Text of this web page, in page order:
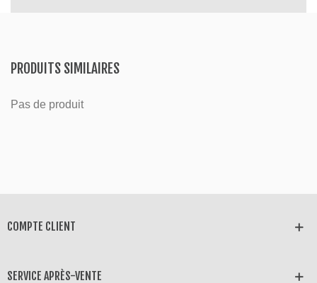
PRODUITS SIMILAIRES
Pas de produit
COMPTE CLIENT
SERVICE APRÈS-VENTE